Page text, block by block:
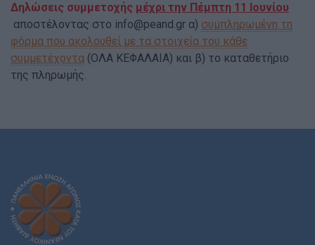
Δηλώσεις συμμετοχής μέχρι την Πέμπτη 11 Ιουνίου
αποστέλοντας στο info@peand.gr α) συμπληρωμένη τη
φόρμα που ακολουθεί με τα στοιχεία του κάθε
συμμετέχοντα (ΟΛΑ ΚΕΦΑΛΑΙΑ) και β) το καταθετήριο
της πληρωμής.